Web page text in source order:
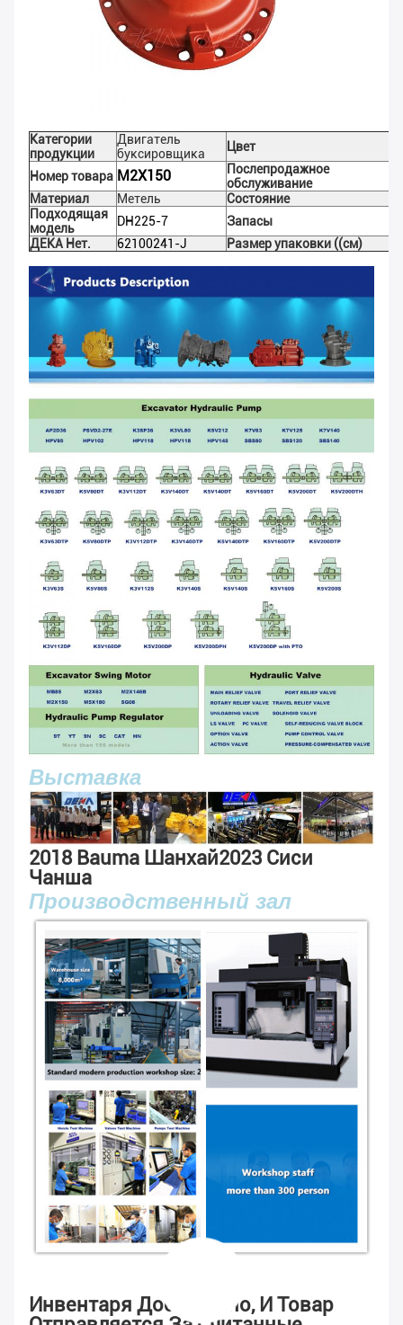
Категории
продукции
Двигатель
буксировщика
Цвет
Номер товара M2X150
Послепродажное
обслуживание
Материал
Метель
Состояние
Подходящая
модель
DH225-7
Запасы
ДЕКА Нет.
62100241-J Размер упаковки ((см)
Выставка
2018 Bauma Шанхай2023 Сиси
Чанша
Производственный зал
Инвентаря Достаточно, И Товар